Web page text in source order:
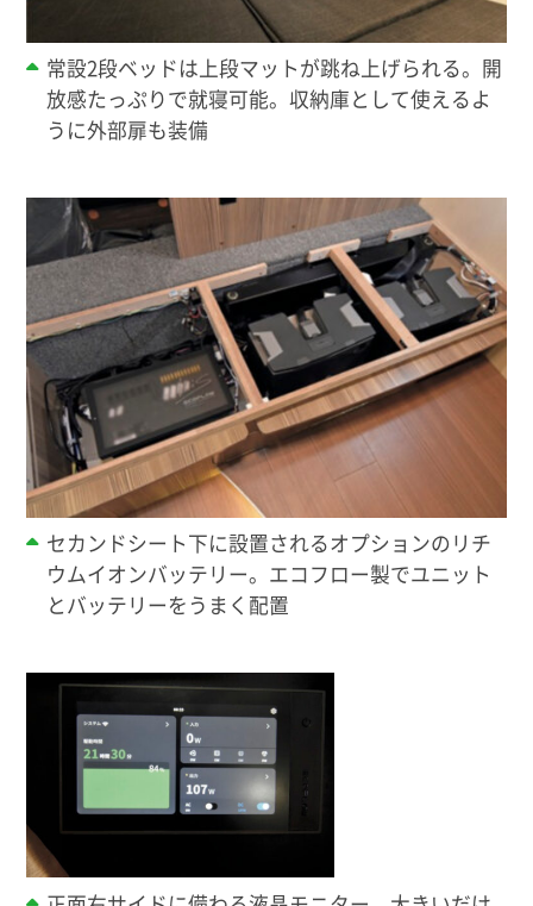
常設2段ベッドは上段マットが跳ね上げられる。開
放感たっぷりで就寝可能。収納庫として使えるよ
うに外部扉も装備
セカンドシート下に設置されるオプションのリチ
ウムイオンバッテリー。エコフロー製でユニット
とバッテリーをうまく配置